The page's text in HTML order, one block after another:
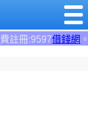
。全台前三大借錢網